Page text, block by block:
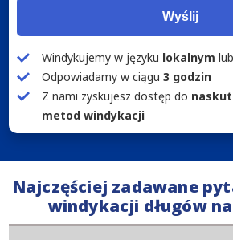
Wyślij
Windykujemy w języku lokalnym lub
Odpowiadamy w ciągu 3 godzin
Z nami zyskujesz dostęp do
metod windykacji
Najczęściej zadawane
windykacji długów